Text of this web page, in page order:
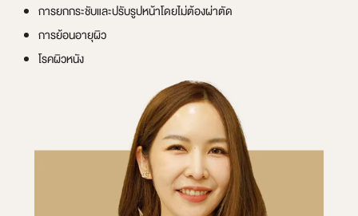
การยกกระชับและปรับรูปหน้าโดยไม่ต้องผ่าตัด
การย้อนอายุผิว
โรคผิวหนัง